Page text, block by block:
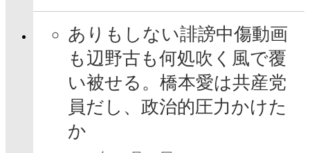
ありもしない誹謗中傷動画
も辺野古も何処吹く風で覆
い被せる。橋本愛は共産党
員だし、政治的圧力かけた
か